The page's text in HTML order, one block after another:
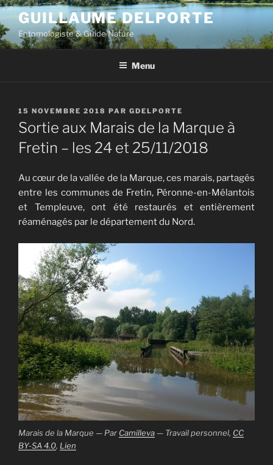
Aller
au
contenu
principal
GUILLAUME DELPORTE
Entomologiste & Guide Nature
Menu
PUBLIÉ
LE
15 NOVEMBRE 2018 PAR GDELPORTE
Sortie aux Marais de la Marque à
Fretin – les 24 et 25/11/2018
Au cœur de la vallée de la Marque, ces marais, partagés
entre les communes de Fretin, Péronne-en-Mélantois
et Templeuve, ont été restaurés et entièrement
réaménagés par le département du Nord.
Marais de la Marque — Par Camilleva— Travail personnel, CC
BY-SA 4.0, Lien